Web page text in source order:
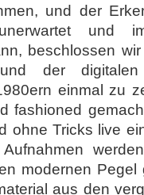
und der
und
beschlossen
der
einmal zu
fashioned
ohne Tricks live
modernen
aus den